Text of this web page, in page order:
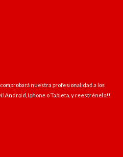
nuestra profesionalidad a los
Android, Iphone o Tableta, y reestrénelo!!